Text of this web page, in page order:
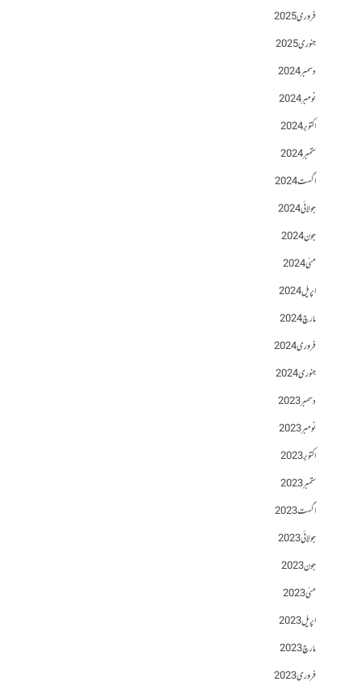
فروری 2025
جنوری 2025
دسمبر 2024
نومبر 2024
اکتوبر 2024
ستمبر 2024
اگست 2024
جولائی 2024
جون 2024
مئی 2024
اپریل 2024
مارچ 2024
فروری 2024
جنوری 2024
دسمبر 2023
نومبر 2023
اکتوبر 2023
ستمبر 2023
اگست 2023
جولائی 2023
جون 2023
مئی 2023
اپریل 2023
مارچ 2023
فروری 2023